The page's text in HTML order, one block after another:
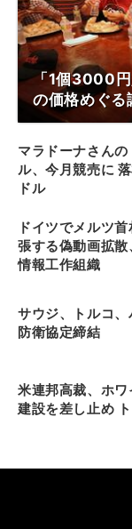
「1個3000円
の価格めぐる
マラドーナさん
ル、今月競売に
ドル
ドイツでメルツ
張する偽動画拡
情報工作組織
サウジ、トルコ
防衛協定締結
米連邦高裁、ホ
建設を差し止め